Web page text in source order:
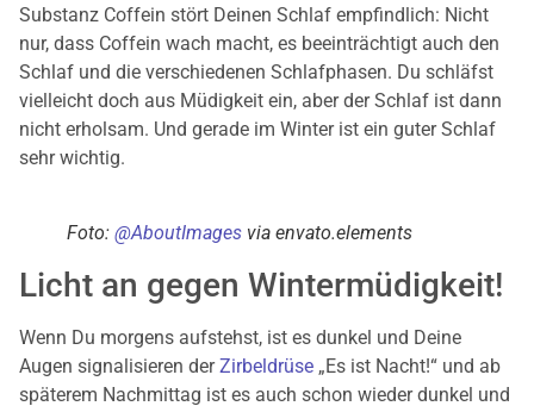
Substanz Coffein stört Deinen Schlaf empfindlich: Nicht
nur, dass Coffein wach macht, es beeinträchtigt auch den
Schlaf und die verschiedenen Schlafphasen. Du schläfst
vielleicht doch aus Müdigkeit ein, aber der Schlaf ist dann
nicht erholsam. Und gerade im Winter ist ein guter Schlaf
sehr wichtig.
Foto: @AboutImages via envato.elements
Licht an gegen Wintermüdigkeit!
Wenn Du morgens aufstehst, ist es dunkel und Deine
Augen signalisieren derZirbeldrüse „Es ist Nacht!“ und ab
späterem Nachmittag ist es auch schon wieder dunkel und